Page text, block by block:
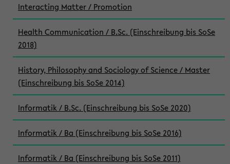
Interacting Matter / Promotion
Health Communication / B.Sc. (Einschreibung bis SoSe
2018)
History, Philosophy and Sociology of Science / Master
(Einschreibung bis SoSe 2014)
Informatik / B.Sc. (Einschreibung bis SoSe 2020)
Informatik / Ba (Einschreibung bis SoSe 2016)
Informatik / Ba (Einschreibung bis SoSe 2011)